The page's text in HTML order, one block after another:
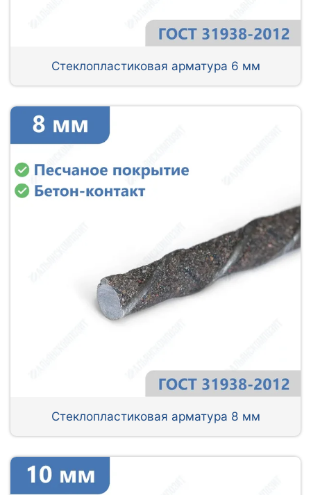
Стеклопластиковая арматура 6 мм
Стеклопластиковая арматура 8 мм